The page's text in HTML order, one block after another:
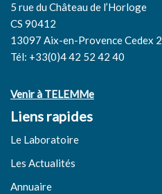
5 rue du Château de l’Horloge
CS 90412
13097 Aix-en-Provence Cedex 2
Tél: +33(0)4 42 52 42 40
Venir à TELEMMe
Liens rapides
Le Laboratoire
Les Actualités
Annuaire